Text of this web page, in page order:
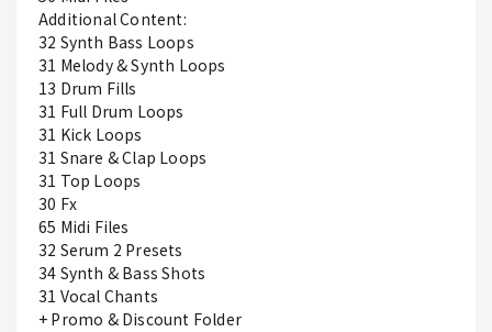
Additional Content:
32 Synth Bass Loops
31 Melody & Synth Loops
13 Drum Fills
31 Full Drum Loops
31 Kick Loops
31 Snare & Clap Loops
31 Top Loops
30 Fx
65 Midi Files
32 Serum 2 Presets
34 Synth & Bass Shots
31 Vocal Chants
+ Promo & Discount Folder